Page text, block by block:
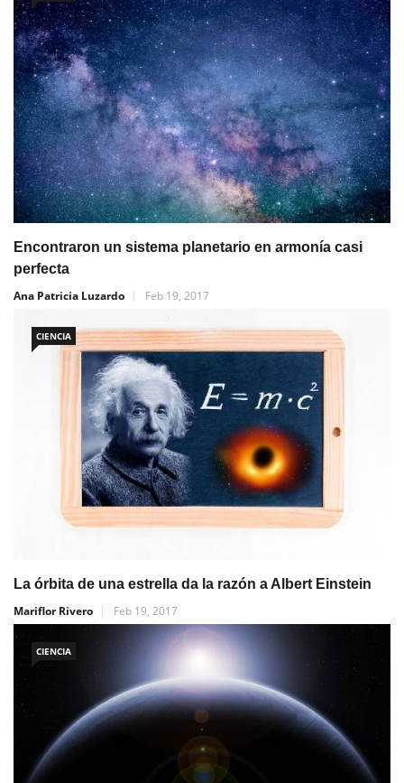
Encontraron un sistema planetario en armonía casi
perfecta
Ana Patricia Luzardo
Feb 19, 2017
CIENCIA
La órbita de una estrella da la razón a Albert Einstein
Mariflor Rivero
Feb 19, 2017
CIENCIA